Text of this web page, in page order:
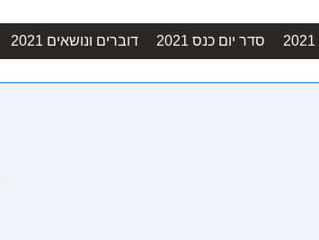
דוברים ונושאים 2021 סדר יום כנס 2021